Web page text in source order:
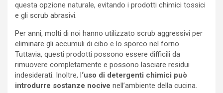
questa opzione naturale, evitando i prodotti chimici tossici
e gli scrub abrasivi.
Per anni, molti di noi hanno utilizzato scrub aggressivi per
eliminare gli accumuli di cibo e lo sporco nel forno.
Tuttavia, questi prodotti possono essere difficili da
rimuovere completamente e possono lasciare residui
indesiderati. Inoltre, l ‘uso di detergenti chimici può
introdurre sostanze nocive nell’ambiente della cucina.